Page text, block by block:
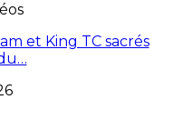
et King TC sacrés